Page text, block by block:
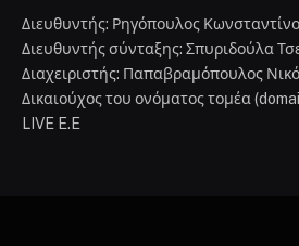
Διευθυντής: Ρηγόπουλος
Διευθυντής σύνταξης: Σπυριδούλα
Διαχειριστής: Παπαβραμόπουλος
Δικαιούχος του ονόματος τομέα
LIVE E.E